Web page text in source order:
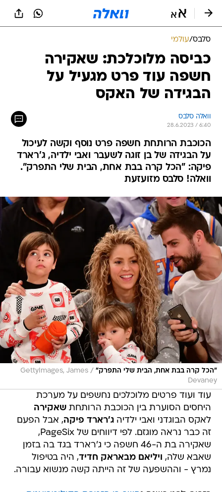
סלבס/עולמי
כביסה מלוכלכת: שאקירה
חשפה עוד פרט מגעיל על
הבגידה של האקס
וואלה סלבס
28.6.2023 / 6:40
הכוכבת הרותחת חשפה פרט נוסף וקשה לעיכול
על הבגידה של בן זוגה לשעבר ואבי ילדיה, ג'רארד
פיקה: "הכל קרה בבת אחת, הבית שלי התפרק".
וואלה! סלבס מזועזעת
"הכל קרה בבת אחת, הבית שלי התפרק" /
GettyImages, James
Devaney
עוד ועוד פרטים מלוכלכים נחשפים על מערכת
היחסים הסוערת בין הכוכבת הרותחתשאקירה
לאקס הבוגדני ואבי ילדיהג'רארד פיקה, אבל הפעם
זה כבר נראה מוגזם. לפי דיווחים של PageSix,
שאקירה בת ה-46 חשפה כי ג'רארד בגד בה בזמן
שאבא שלה, ויליאם מבאראק חדיד, היה בטיפול
נמרץ - וההשפעה של זה הייתה קשה מנשוא עבורה.